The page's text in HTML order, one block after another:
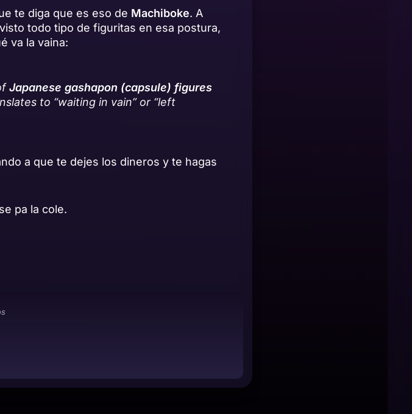
te diga que es eso de Machiboke. A
todo tipo de figuritas en esa postura,
va la vaina:
Japanese gashapon (capsule) figures
to “waiting in vain”or “left
a que te dejes los dineros y te hagas
pa la cole.